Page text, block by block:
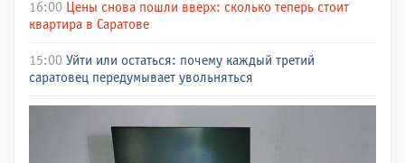
16:00 Цены снова пошли вверх: сколько теперь стоит
квартира в Саратове
15:00 Уйти или остаться: почему каждый третий
саратовец передумывает увольняться